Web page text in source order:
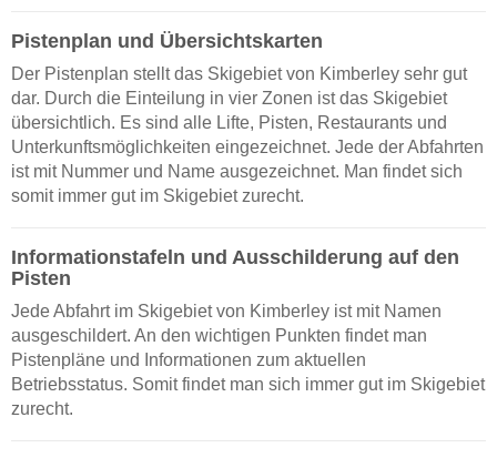
Pistenplan und Übersichtskarten
Der Pistenplan stellt das Skigebiet von Kimberley sehr gut
dar. Durch die Einteilung in vier Zonen ist das Skigebiet
übersichtlich. Es sind alle Lifte, Pisten, Restaurants und
Unterkunftsmöglichkeiten eingezeichnet. Jede der Abfahrten
ist mit Nummer und Name ausgezeichnet. Man findet sich
somit immer gut im Skigebiet zurecht.
Informationstafeln und Ausschilderung auf den
Pisten
Jede Abfahrt im Skigebiet von Kimberley ist mit Namen
ausgeschildert. An den wichtigen Punkten findet man
Pistenpläne und Informationen zum aktuellen
Betriebsstatus. Somit findet man sich immer gut im Skigebiet
zurecht.